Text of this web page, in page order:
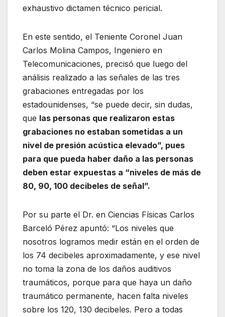
exhaustivo dictamen técnico pericial.
En este sentido, el Teniente Coronel Juan
Carlos Molina Campos, Ingeniero en
Telecomunicaciones, precisó que luego del
análisis realizado a las señales de las tres
grabaciones entregadas por los
estadounidenses, “se puede decir, sin dudas,
que las personas que realizaron estas
grabaciones no estaban sometidas a un
nivel de presión acústica elevado”, pues
para que pueda haber daño a las personas
deben estar expuestas a “niveles de más de
80, 90, 100 decibeles de señal”.
Por su parte el Dr. en Ciencias Físicas Carlos
Barceló Pérez apuntó: “Los niveles que
nosotros logramos medir están en el orden de
los 74 decibeles aproximadamente, y ese nivel
no toma la zona de los daños auditivos
traumáticos, porque para que haya un daño
traumático permanente, hacen falta niveles
sobre los 120, 130 decibeles. Pero a todas